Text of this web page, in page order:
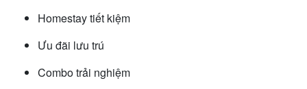
Homestay tiết kiệm
Ưu đãi lưu trú
Combo trải nghiệm